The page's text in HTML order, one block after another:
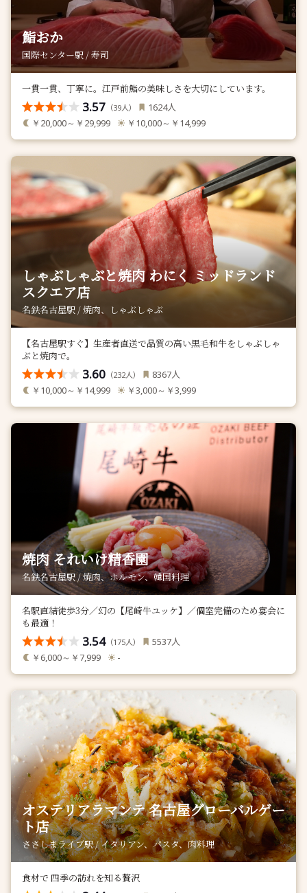
鮨おか
国際センター駅 / 寿司
一貫一貫、丁寧に。江戸前鮨の美味しさを大切にしています。
3.57 （39人） 1624人
￥20,000～￥29,999 ￥10,000～￥14,999
しゃぶしゃぶと焼肉 わにく ミッドランド
スクエア店
名鉄名古屋駅 / 焼肉、しゃぶしゃぶ
【名古屋駅すぐ】生産者直送で品質の高い黒毛和牛をしゃぶしゃ
ぶと焼肉で。
3.60 （232人） 8367人
￥10,000～￥14,999 ￥3,000～￥3,999
焼肉 それいけ精香園
名鉄名古屋駅 / 焼肉、ホルモン、韓国料理
名駅直結徒歩3分／幻の【尾崎牛ユッケ】／個室完備のため宴会に
も最適！
3.54（175人） 5537人
￥6,000～￥7,999 -
オステリアラマンテ 名古屋グローバルゲー
ト店
ささしまライブ駅 / イタリアン、パスタ、肉料理
食材で 四季の訪れを知る贅沢